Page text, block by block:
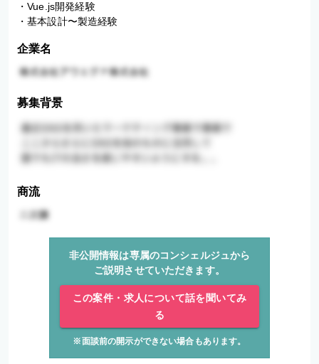
・Vue.js開発経験
・基本設計〜製造経験
企業名
募集背景
商流
非公開情報は専属のコンシェルジュから
ご説明させていただきます。
この案件・求人について話を聞いてみ
る
※面談前の開示ができない場合もあります。